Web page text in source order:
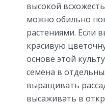
высокой
можно обильно
растениями. Если
красивую
основе этой
семена в
выращивать
высаживать в